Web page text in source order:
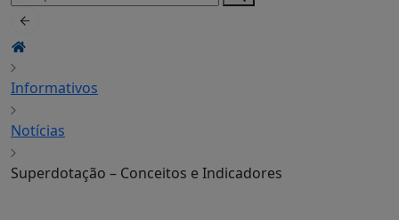
por:
Informativos
Notícias
Superdotação – Conceitos e Indicadores